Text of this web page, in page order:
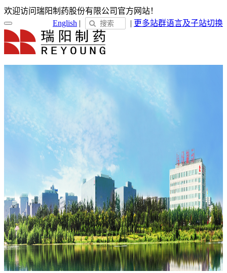
欢迎访问瑞阳制药股份有限公司官方网站！
语言及子站切换
English | | 更多站群
关于瑞阳
瑞阳简介
企业文化
新闻中心
瑞阳动态
通知公告
媒体聚焦
员工天地
企业电子报
产品服务
产品中心
国内分布
学术合规
企业优势